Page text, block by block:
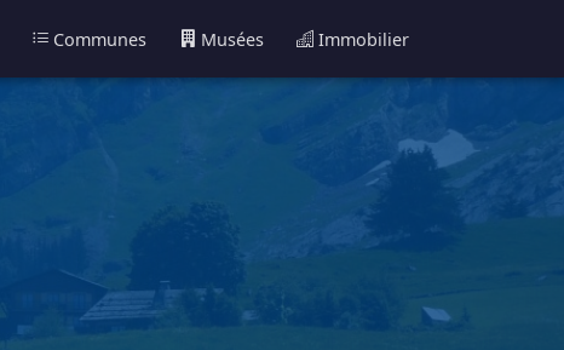
Communes Musées Immobilier